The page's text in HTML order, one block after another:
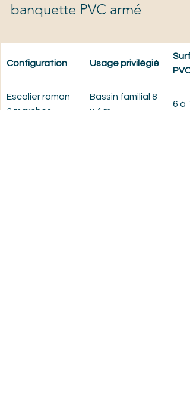
banquette PVC armé
Configuration Usage privilégié
Escalier roman
3 marches
Bassin familial 8
x 4 m
6 à